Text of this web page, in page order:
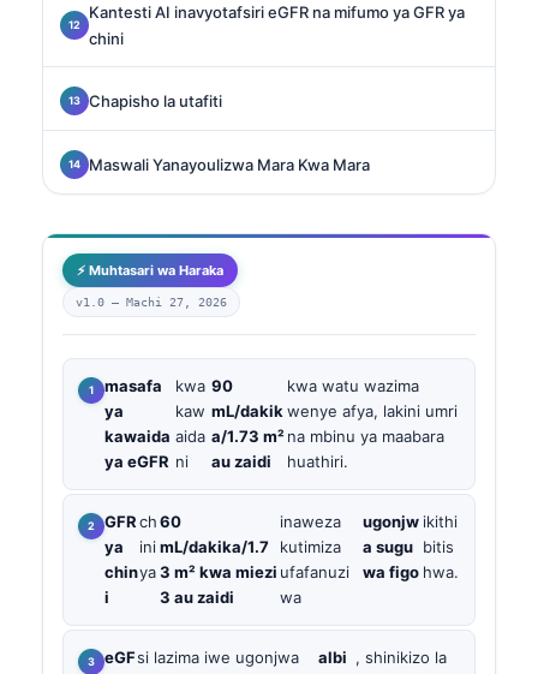
Kantesti AI inavyotafsiri eGFR na mifumo ya GFR ya
chini
Chapisho la utafiti
Maswali Yanayoulizwa Mara Kwa Mara
⚡ Muhtasari wa Haraka
v1.0 — Machi 27, 2026
masafa
ya
kawaida
ya eGFR
kwa
kaw
aida
ni
90
mL/dakik
a/1.73 m²
au zaidi
kwa watu wazima
wenye afya, lakini umri
na mbinu ya maabara
huathiri.
GFR
ya
chin
i
ch
ini
ya
60
mL/dakika/1.7
3 m² kwa miezi
3 au zaidi
inaweza
kutimiza
ufafanuzi
wa
ugonjw
a sugu
wa figo
ikithi
bitis
hwa.
eGFsi lazima iwe ugonjwa
albi , shinikizo la